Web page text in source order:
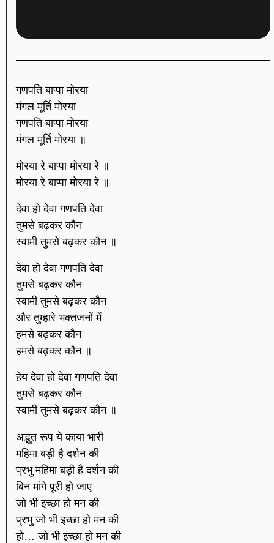
गणपति बाप्पा मोरया
मंगल मूर्ति मोरया
गणपति बाप्पा मोरया
मंगल मूर्ति मोरया ॥
मोरया रे बाप्पा मोरया रे ॥
मोरया रे बाप्पा मोरया रे ॥
देवा हो देवा गणपति देवा
तुमसे बढ़कर कौन
स्वामी तुमसे बढ़कर कौन ॥
देवा हो देवा गणपति देवा
तुमसे बढ़कर कौन
स्वामी तुमसे बढ़कर कौन
और तुम्हारे भक्तजनों में
हमसे बढ़कर कौन
हमसे बढ़कर कौन ॥
हेय देवा हो देवा गणपति देवा
तुमसे बढ़कर कौन
स्वामी तुमसे बढ़कर कौन ॥
अद्भुत रूप ये काया भारी
महिमा बड़ी है दर्शन की
प्रभु महिमा बड़ी है दर्शन की
बिन मांगे पूरी हो जाए
जो भी इच्छा हो मन की
प्रभु जो भी इच्छा हो मन की
हो… जो भी इच्छा हो मन की